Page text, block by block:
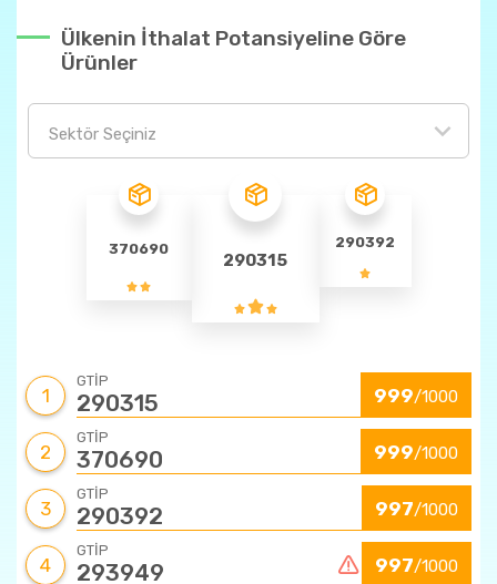
Ülkenin İthalat Potansiyeline Göre
Ürünler
Sektör Seçiniz
370690
290315
290392
1
GTİP
290315 999/1000
2
GTİP
370690 999/1000
3
GTİP
290392 997/1000
4
GTİP
293949 997/1000